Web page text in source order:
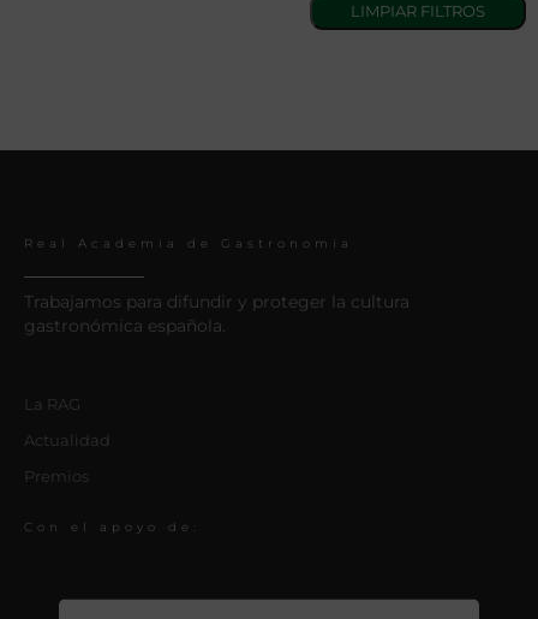
Real Academia de Gastronomía
Trabajamos para difundir y proteger la cultura
gastronómica española.
La RAG
Actualidad
Premios
Con el apoyo de: